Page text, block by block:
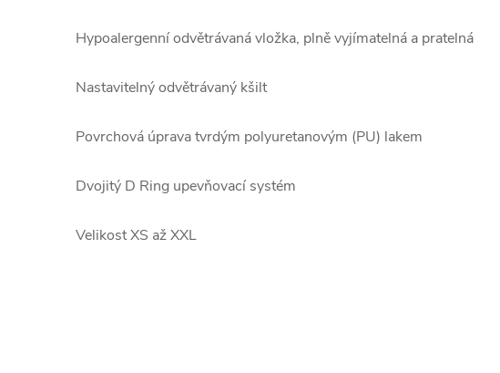
Hypoalergenní odvětrávaná vložka, plně vyjímatelná a pratelná
Nastavitelný odvětrávaný kšilt
Povrchová úprava tvrdým polyuretanovým (PU) lakem
Dvojitý D Ring upevňovací systém
Velikost XS až XXL